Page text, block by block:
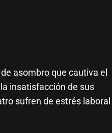
asombro que cautiva el
insatisfacción de sus
sufren de estrés laboral